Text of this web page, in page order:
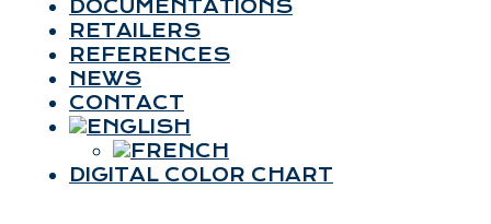
DOCUMENTATIONS
RETAILERS
REFERENCES
NEWS
CONTACT
DIGITAL COLOR CHART